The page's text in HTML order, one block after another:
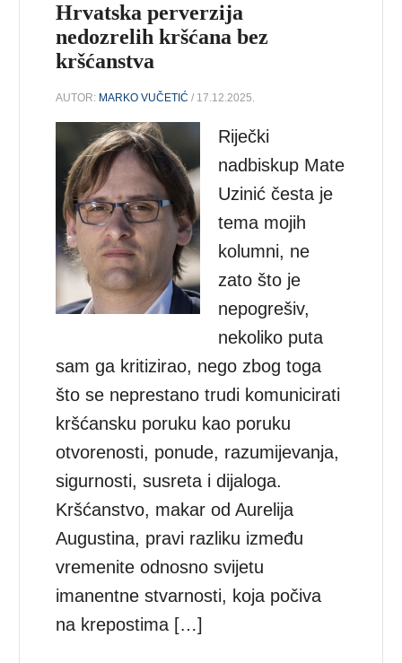
Hrvatska perverzija
nedozrelih kršćana bez
kršćanstva
AUTOR: MARKO VUČETIĆ / 17.12.2025.
Riječki
nadbiskup Mate
Uzinić česta je
tema mojih
kolumni, ne
zato što je
nepogrešiv,
nekoliko puta
sam ga kritizirao, nego zbog toga
što se neprestano trudi komunicirati
kršćansku poruku kao poruku
otvorenosti, ponude, razumijevanja,
sigurnosti, susreta i dijaloga.
Kršćanstvo, makar od Aurelija
Augustina, pravi razliku između
vremenite odnosno svijetu
imanentne stvarnosti, koja počiva
na krepostima […]